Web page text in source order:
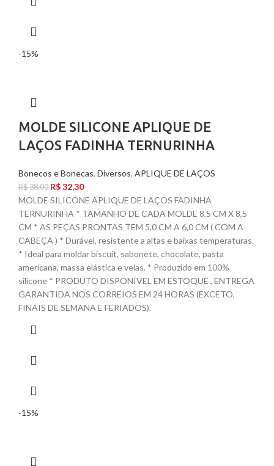
-15%
MOLDE SILICONE APLIQUE DE
LAÇOS FADINHA TERNURINHA
Bonecos e Bonecas, Diversos, APLIQUE DE LAÇOS
R$38,00 R$32,30
MOLDE SILICONE APLIQUE DE LAÇOS FADINHA
TERNURINHA * TAMANHO DE CADA MOLDE 8,5 CM X 8,5
CM * AS PEÇAS PRONTAS TEM 5,0 CM A 6,0 CM ( COM A
CABEÇA ) * Durável, resistente a altas e baixas temperaturas.
* Ideal para moldar biscuit, sabonete, chocolate, pasta
americana, massa elástica e velas. * Produzido em 100%
silicone * PRODUTO DISPONÍVEL EM ESTOQUE , ENTREGA
GARANTIDA NOS CORREIOS EM 24 HORAS (EXCETO,
FINAIS DE SEMANA E FERIADOS).
-15%